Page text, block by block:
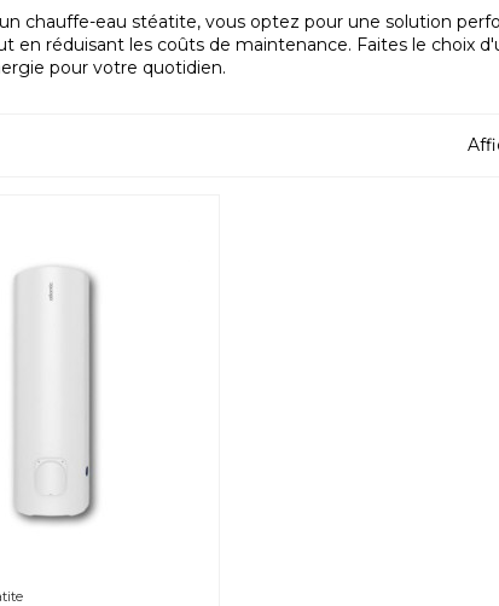
chauffe-eau stéatite, vous optez pour une solution
en réduisant les coûts de maintenance. Faites le choix
pour votre quotidien.